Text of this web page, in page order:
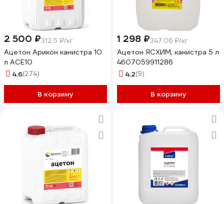
2 500 ₽312.5 ₽/кг
Ацетон Арикон канистра 10
л ACE10
4.6(274)
В корзину
1 298 ₽347.06 ₽/кг
Ацетон ЯСХИМ, канистра 5 л
4607059911286
4.2(9)
В корзину